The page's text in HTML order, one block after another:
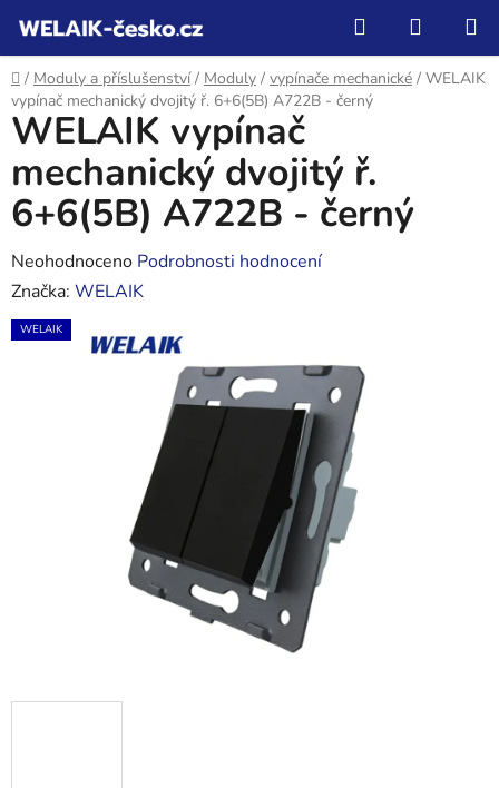
obsah
Hledat
KOŠÍK
Domů
/ Moduly a příslušenství / Moduly / vypínače mechanické / WELAIK
vypínač mechanický dvojitý ř. 6+6(5B) A722B - černý
WELAIK vypínač
mechanický dvojitý ř.
6+6(5B) A722B - černý
Průměrné
hodnocení
produktu
Neohodnoceno Podrobnosti hodnocení
Značka: WELAIK
WELAIK